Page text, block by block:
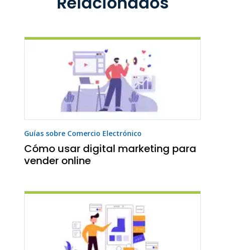
Guías sobre Comercio Electrónico
Cómo usar digital marketing para
vender online